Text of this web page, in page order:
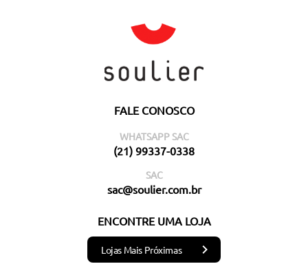
FALE CONOSCO
WHATSAPP SAC
(21) 99337-0338
SAC
sac@soulier.com.br
ENCONTRE UMA LOJA
Lojas Mais Próximas